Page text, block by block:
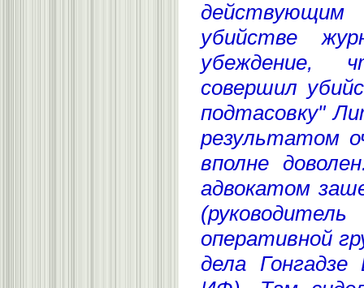
убийстве
убеждение,
совершил
подтасовку"
результатом
вполне
адвокатом
оперативной
дела